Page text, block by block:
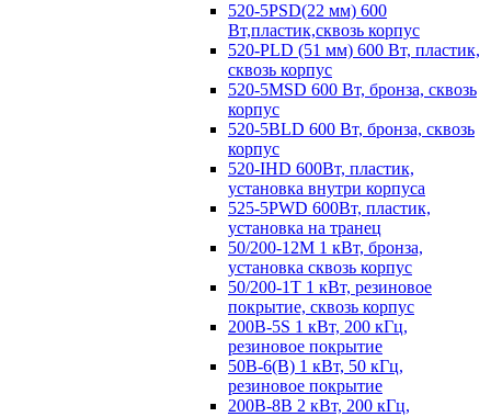
520-5PSD(22 мм) 600
Вт,пластик,сквозь корпус
520-PLD (51 мм) 600 Вт, пластик,
сквозь корпус
520-5MSD 600 Вт, бронза, сквозь
корпус
520-5BLD 600 Вт, бронза, сквозь
корпус
520-IHD 600Вт, пластик,
установка внутри корпуса
525-5PWD 600Вт, пластик,
установка на транец
50/200-12M 1 кВт, бронза,
установка сквозь корпус
50/200-1T 1 кВт, резиновое
покрытие, сквозь корпус
200B-5S 1 кВт, 200 кГц,
резиновое покрытие
50B-6(B) 1 кВт, 50 кГц,
резиновое покрытие
200B-8B 2 кВт, 200 кГц,